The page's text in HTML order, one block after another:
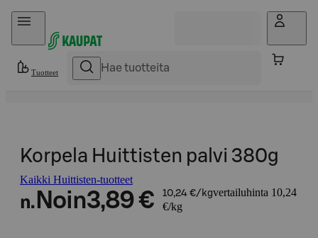
Hyppää sisältöön
Tuotteet
Korpela Huittisten palvi 380g
Kaikki Huittisten-tuotteet
n. Noin3,89 € 10,24 €/kgvertailuhinta 10,24
€/kg